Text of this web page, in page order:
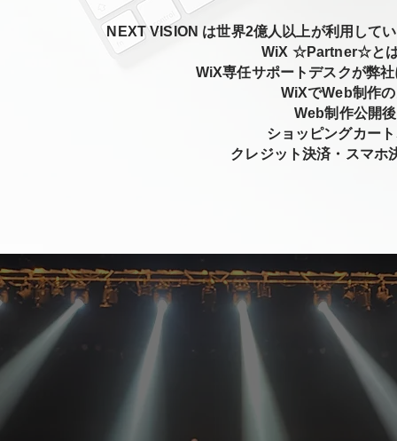
NEXT VISION は世界2億人以上が利用し
WiX ☆Partner☆とは
WiX専任サポートデスクが弊
WiXでWeb制作
Web制作公開
ショッピングカー
クレジット決済・スマホ